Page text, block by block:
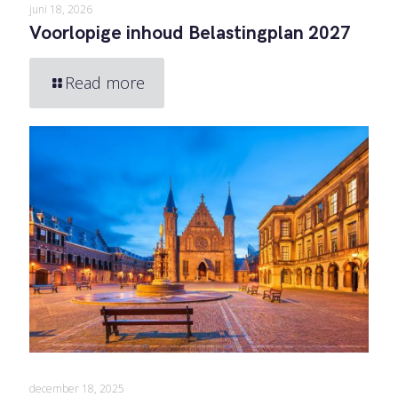
juni 18, 2026
Voorlopige inhoud Belastingplan 2027
Read more
december 18, 2025